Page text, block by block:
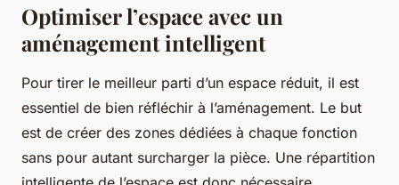
Optimiser l’espace avec un
aménagement intelligent
Pour tirer le meilleur parti d’un espace réduit, il est
essentiel de bien réfléchir à l’aménagement. Le but
est de créer des zones dédiées à chaque fonction
sans pour autant surcharger la pièce. Une répartition